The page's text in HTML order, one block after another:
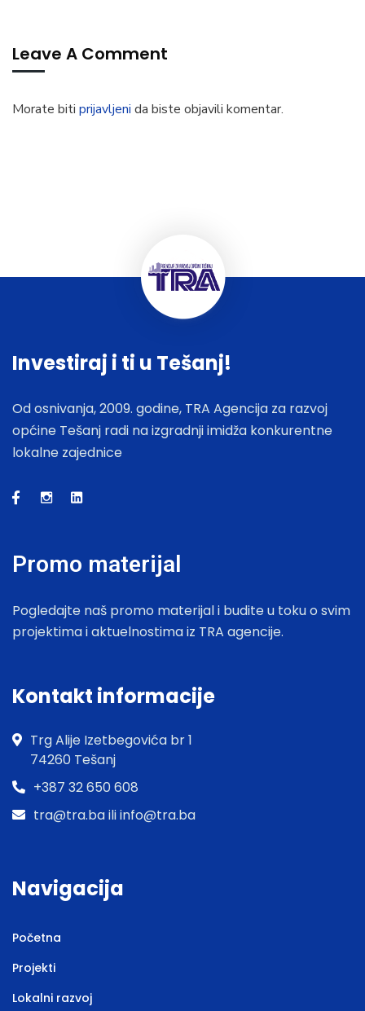
Leave A Comment
Morate biti prijavljeni da biste objavili komentar.
Investiraj i ti u Tešanj!
Od osnivanja, 2009. godine, TRA Agencija za razvoj
općine Tešanj radi na izgradnji imidža konkurentne
lokalne zajednice
Promo materijal
Pogledajte naš promo materijal i budite u toku o svim
projektima i aktuelnostima iz TRA agencije.
Kontakt informacije
Trg Alije Izetbegovića br 1
74260 Tešanj
+387 32 650 608
tra@tra.ba ili info@tra.ba
Navigacija
Početna
Projekti
Lokalni razvoj